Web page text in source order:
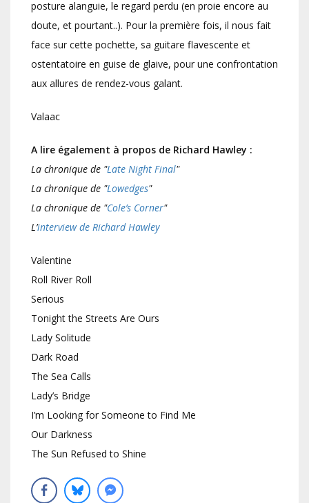
posture alanguie, le regard perdu (en proie encore au
doute, et pourtant..). Pour la première fois, il nous fait
face sur cette pochette, sa guitare flavescente et
ostentatoire en guise de glaive, pour une confrontation
aux allures de rendez-vous galant.
Valaac
A lire également à propos de Richard Hawley :
La chronique de "Late Night Final"
La chronique de "Lowedges"
La chronique de "Cole’s Corner"
L’interview de Richard Hawley
Valentine
Roll River Roll
Serious
Tonight the Streets Are Ours
Lady Solitude
Dark Road
The Sea Calls
Lady’s Bridge
I’m Looking for Someone to Find Me
Our Darkness
The Sun Refused to Shine